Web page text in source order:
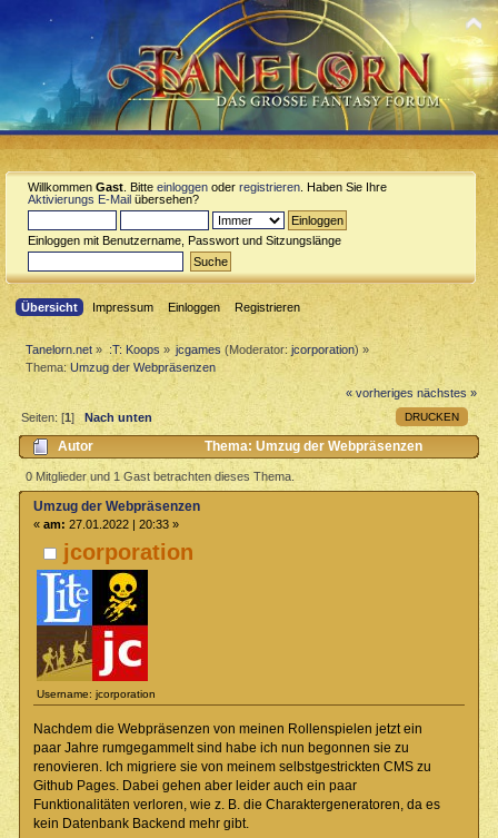
Willkommen Gast . Bitte einloggen oder registrieren . Haben Sie Ihre
Aktivierungs E-Mail übersehen?
Einloggen mit Benutzername, Passwort und Sitzungslänge
Übersicht Impressum Einloggen Registrieren
Tanelorn.net » :T: Koops » jcgames (Moderator:jcorporation) »
Thema:Umzug der Webpräsenzen
« vorheriges nächstes »
DRUCKEN
Seiten: [1] Nach unten
Autor
Thema: Umzug der Webpräsenzen
(Gelesen 2645 mal)
0 Mitglieder und 1 Gast betrachten dieses Thema.
jcorporation
Username: jcorporation
Umzug der Webpräsenzen
« am: 27.01.2022 | 20:33 »
Nachdem die Webpräsenzen von meinen Rollenspielen jetzt ein
paar Jahre rumgegammelt sind habe ich nun begonnen sie zu
renovieren. Ich migriere sie von meinem selbstgestrickten CMS zu
Github Pages. Dabei gehen aber leider auch ein paar
Funktionalitäten verloren, wie z. B. die Charaktergeneratoren, da es
kein Datenbank Backend mehr gibt.